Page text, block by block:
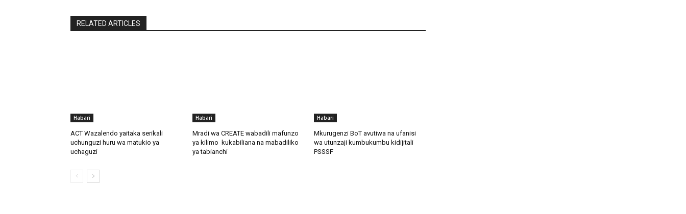
RELATED ARTICLES
Habari
ACT Wazalendo yaitaka serikali
uchunguzi huru wa matukio ya
uchaguzi
Habari
Mradi wa CREATE wabadili mafunzo
ya kilimo kukabiliana na mabadiliko
ya tabianchi
Habari
Mkurugenzi BoT avutiwa na ufanisi
wa utunzaji kumbukumbu kidijitali
PSSSF